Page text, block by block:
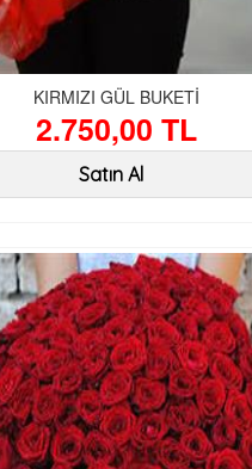
KIRMIZI GÜL BUKETİ
2.750,00 TL
Satın Al